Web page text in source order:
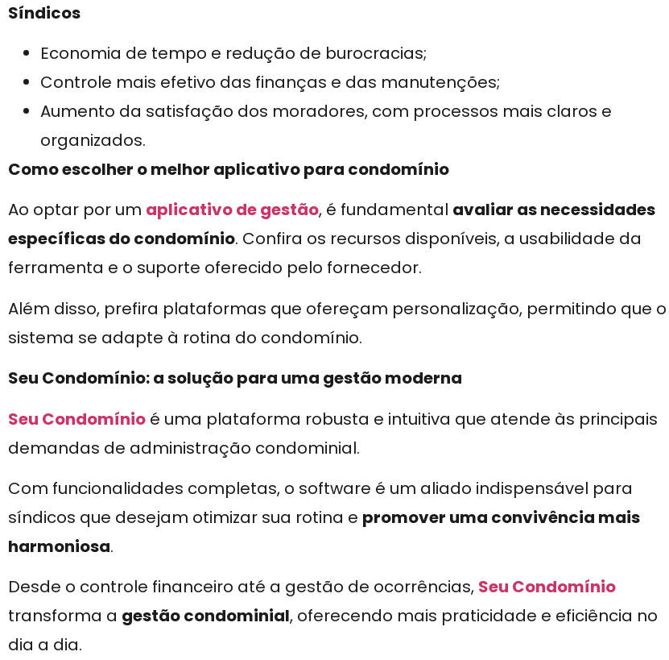
Síndicos
Economia de tempo e redução de burocracias;
Controle mais efetivo das finanças e das manutenções;
Aumento da satisfação dos moradores, com processos mais claros e
organizados.
Como escolher o melhor aplicativo para condomínio
Ao optar por um aplicativo de gestão, é fundamental avaliar as necessidades
específicas do condomínio. Confira os recursos disponíveis, a usabilidade da
ferramenta e o suporte oferecido pelo fornecedor.
Além disso, prefira plataformas que ofereçam personalização, permitindo que o
sistema se adapte à rotina do condomínio.
Seu Condomínio: a solução para uma gestão moderna
Seu Condomínio é uma plataforma robusta e intuitiva que atende às principais
demandas de administração condominial.
Com funcionalidades completas, o software é um aliado indispensável para
síndicos que desejam otimizar sua rotina e promover uma convivência mais
harmoniosa.
Desde o controle financeiro até a gestão de ocorrências, Seu Condomínio
transforma a gestão condominial, oferecendo mais praticidade e eficiência no
dia a dia.